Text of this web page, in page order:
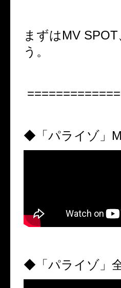
まずはMV SPOT
う。
◆「パライゾ」
◆「パライゾ」